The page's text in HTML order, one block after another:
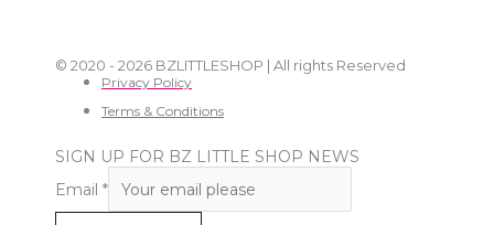
© 2020 - 2026 BZLITTLESHOP | All rights Reserved
Privacy Policy
Terms & Conditions
SIGN UP FOR BZ LITTLE SHOP NEWS
Email *